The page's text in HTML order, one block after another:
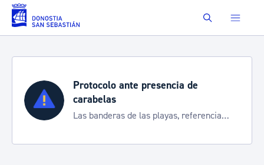
Saltar al contenido principal Buscar
presencia de
de las playas, referencia
Cortes de
de transporte